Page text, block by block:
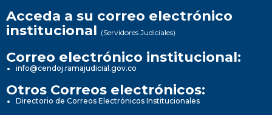
Acceda a su correo electrónico
institucional (Servidores Judiciales)
Correo electrónico institucional:
info@cendoj.ramajudicial.gov.co
Otros Correos electrónicos:
Directorio de Correos Electrónicos Institucionales